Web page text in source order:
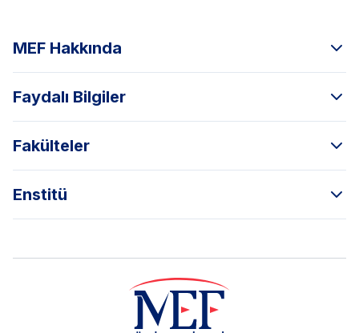
MEF Hakkında
Faydalı Bilgiler
Fakülteler
Enstitü